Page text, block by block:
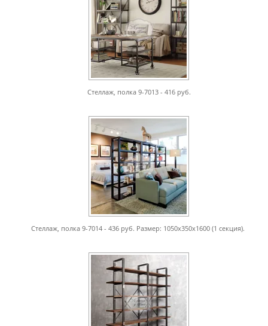
Стеллаж, полка 9-7013 - 416 руб.
Стеллаж, полка 9-7014 - 436 руб. Размер: 1050х350х1600 (1 секция).